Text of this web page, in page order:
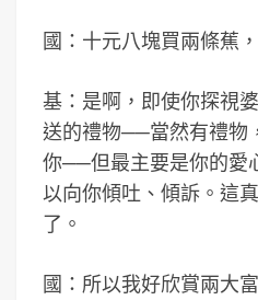
國：十元八塊買兩條蕉
基：是啊，即使你探視
送的禮物──當然有禮物
你──但最主要是你的愛
以向你傾吐、傾訴。這
了。
國：所以我好欣賞兩大